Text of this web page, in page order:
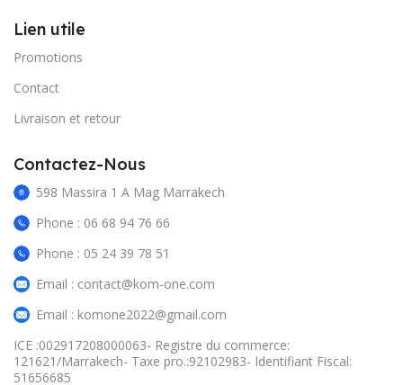
Lien utile
Promotions
Contact
Livraison et retour
Contactez-Nous
598 Massira 1 A Mag Marrakech
Phone : 06 68 94 76 66
Phone : 05 24 39 78 51
Email : contact@kom-one.com
Email : komone2022@gmail.com
ICE :002917208000063- Registre du commerce:
121621/Marrakech- Taxe pro.:92102983- Identifiant Fiscal:
51656685